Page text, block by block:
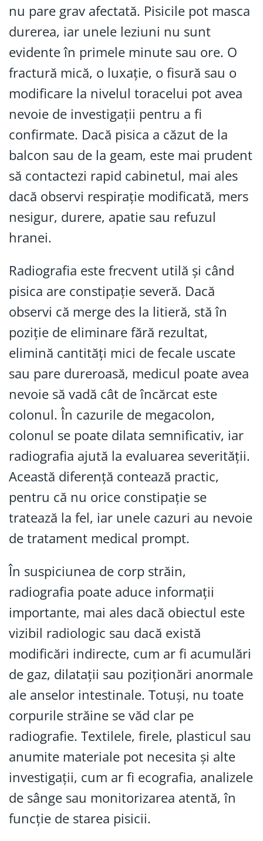
nu pare grav afectată. Pisicile pot masca
durerea, iar unele leziuni nu sunt
evidente în primele minute sau ore. O
fractură mică, o luxație, o fisură sau o
modificare la nivelul toracelui pot avea
nevoie de investigații pentru a fi
confirmate. Dacă pisica a căzut de la
balcon sau de la geam, este mai prudent
să contactezi rapid cabinetul, mai ales
dacă observi respirație modificată, mers
nesigur, durere, apatie sau refuzul
hranei.
Radiografia este frecvent utilă și când
pisica are constipație severă. Dacă
observi că merge des la litieră, stă în
poziție de eliminare fără rezultat,
elimină cantități mici de fecale uscate
sau pare dureroasă, medicul poate avea
nevoie să vadă cât de încărcat este
colonul. În cazurile de megacolon,
colonul se poate dilata semnificativ, iar
radiografia ajută la evaluarea severității.
Această diferență contează practic,
pentru că nu orice constipație se
tratează la fel, iar unele cazuri au nevoie
de tratament medical prompt.
În suspiciunea de corp străin,
radiografia poate aduce informații
importante, mai ales dacă obiectul este
vizibil radiologic sau dacă există
modificări indirecte, cum ar fi acumulări
de gaz, dilatații sau poziționări anormale
ale anselor intestinale. Totuși, nu toate
corpurile străine se văd clar pe
radiografie. Textilele, firele, plasticul sau
anumite materiale pot necesita și alte
investigații, cum ar fi ecografia, analizele
de sânge sau monitorizarea atentă, în
funcție de starea pisicii.